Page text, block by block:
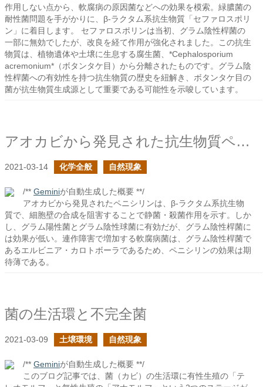
作用しない点から、軟腐病の原因菌などへの効果を模索。緑膿菌の
耐性菌問題を手がかりに、β-ラクタム系抗生物質「セファロスポリ
ン」に着目します。 セファロスポリンは当初、グラム陰性桿菌の
一部に無効でしたが、改良を経て作用が強化されました。この抗生
物質は、植物遺体や土壌に生息する腐生菌、*Cephalosporium
acremonium*（ボタンタケ目）から分離されたものです。グラム陰
性桿菌への有効性を持つ抗生物質の歴史を紐解き、ボタンタケ目の
菌が抗生物質生成源として重要である可能性を示唆しています。
アオカビから発見された抗生物質ペニシリン
2021-03-14 化学全般 自然現象
/** Geminiが自動生成した概要 **/
アオカビから発見されたペニシリンは、β-ラクタム系抗生物
質で、細胞壁の合成を阻害することで静菌・殺菌作用を示す。しか
し、グラム陽性菌とグラム陰性球菌に有効だが、グラム陰性桿菌に
は効果が低い。連作障害で増加する軟腐病菌は、グラム陰性桿菌で
あるエルビニア・カロトボーラであるため、ペニシリンの効果は期
待薄である。
菌の生活環と不完全菌
2021-03-09 土壌環境 自然現象
/** Geminiが自動生成した概要 **/
このブログ記事では、菌（カビ）の生活環に有性生殖の「テ